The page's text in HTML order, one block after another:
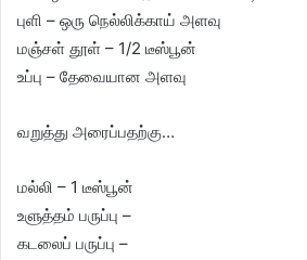
புளி – ஒரு நெல்லிக்காய் அளவு
மஞ்சள் தூள் – 1/2 டீஸ்பூன்
உப்பு – தேவையான அளவு
வறுத்து அரைப்பதற்கு…
மல்லி – 1 டீஸ்பூன்
உளுத்தம் பருப்பு –
கடலைப் பருப்பு –